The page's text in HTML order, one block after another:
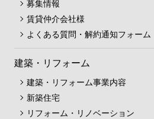
募集情報
賃貸仲介会社様
よくある質問・解約通知フォーム
建築・リフォーム
建築・リフォーム事業内容
新築住宅
リフォーム・リノベーション